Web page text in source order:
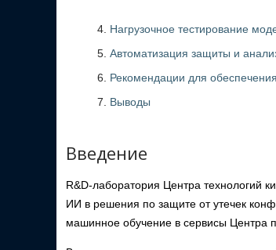
Нагрузочное тестирование
Автоматизация защиты и
Рекомендации для
Выводы
Введение
R&D-лаборатория Центра технологий
ИИ в решения по защите от утечек
машинное обучение в сервисы Центра